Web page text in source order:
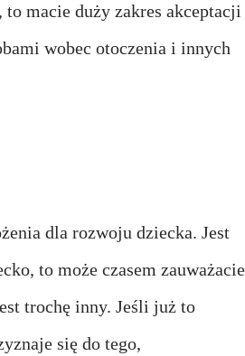
macie duży zakres
wobec otoczenia i innych
dla rozwoju dziecka. Jest
to może czasem
trochę inny. Jeśli już to
się do tego,